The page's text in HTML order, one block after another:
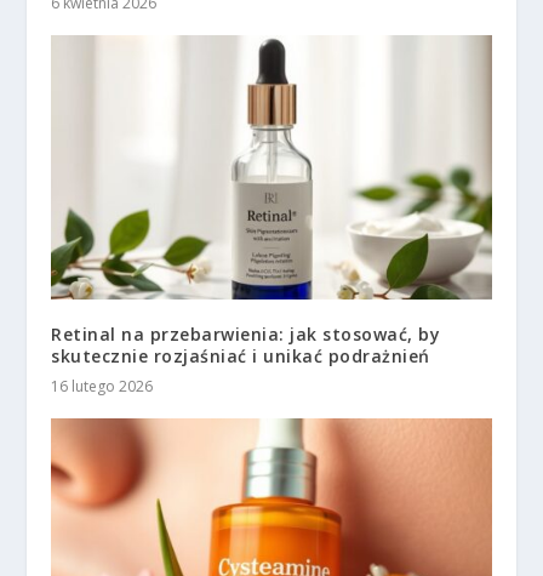
Retinal na przebarwienia: jak stosować, by
skutecznie rozjaśniać i unikać podrażnień
16 lutego 2026